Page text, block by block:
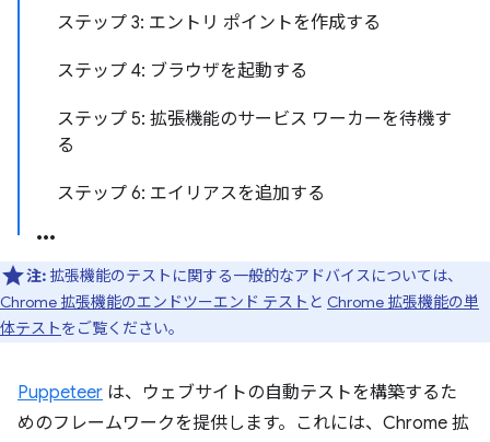
ステップ 3: エントリ ポイントを作成する
ステップ 4: ブラウザを起動する
ステップ 5: 拡張機能のサービス ワーカーを待機す
る
ステップ 6: エイリアスを追加する
注: 拡張機能のテストに関する一般的なアドバイスについては、
Chrome 拡張機能のエンドツーエンド テスト と Chrome 拡張機能の単
体テストをご覧ください。
Puppeteer は、ウェブサイトの自動テストを構築するた
めのフレームワークを提供します。これには、Chrome 拡